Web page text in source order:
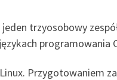
trzyosobowy
Przygotowaniem